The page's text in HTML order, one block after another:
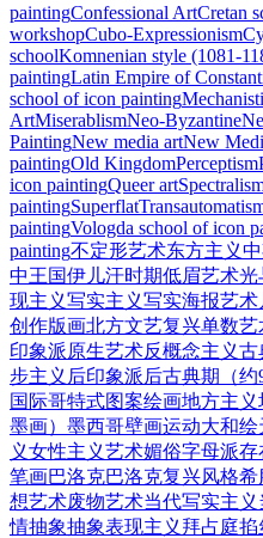
paintingConfessional ArtCretan
workshopCubo-Expressionism
schoolKomnenian style (1081-
paintingLatin Empire of
school of icon painting
ArtMiserablismNeo-Byzantine
PaintingNew media artNew
paintingOld KingdomPerceptism
icon paintingQueer art
paintingSuperflat
paintingVologda school of icon
painting不定形艺术东方主义
中王国伊儿汗时期低眉艺术光
现主义写实主义写实海报艺术
创作版画北方文艺复兴单数艺
印象派原生艺术反概念主义古
步主义 后印象派后古典期（约
国际哥特式图案绘画地方主义
墨画） 墨西哥壁画运动大和绘
义女性主义艺术媚俗字母派存
笔画巴洛克巴洛克复兴风格希
想艺术废物艺术当代写实主义
情抽象抽象表现主义 拜占庭掐